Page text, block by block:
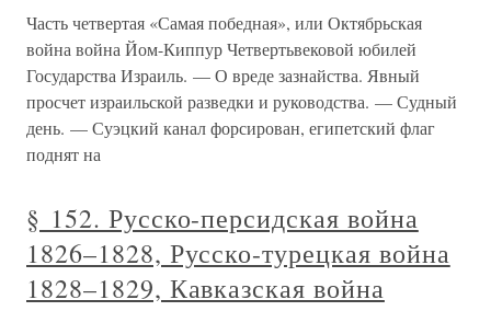
Часть четвертая «Самая победная», или Октябрьская
война война Йом-Киппур Четвертьвековой юбилей
Государства Израиль. — О вреде зазнайства. Явный
просчет израильской разведки и руководства. — Судный
день. — Суэцкий канал форсирован, египетский флаг
поднят на
§ 152. Русско-персидская война
1826–1828, Русско-турецкая война
1828–1829, Кавказская война